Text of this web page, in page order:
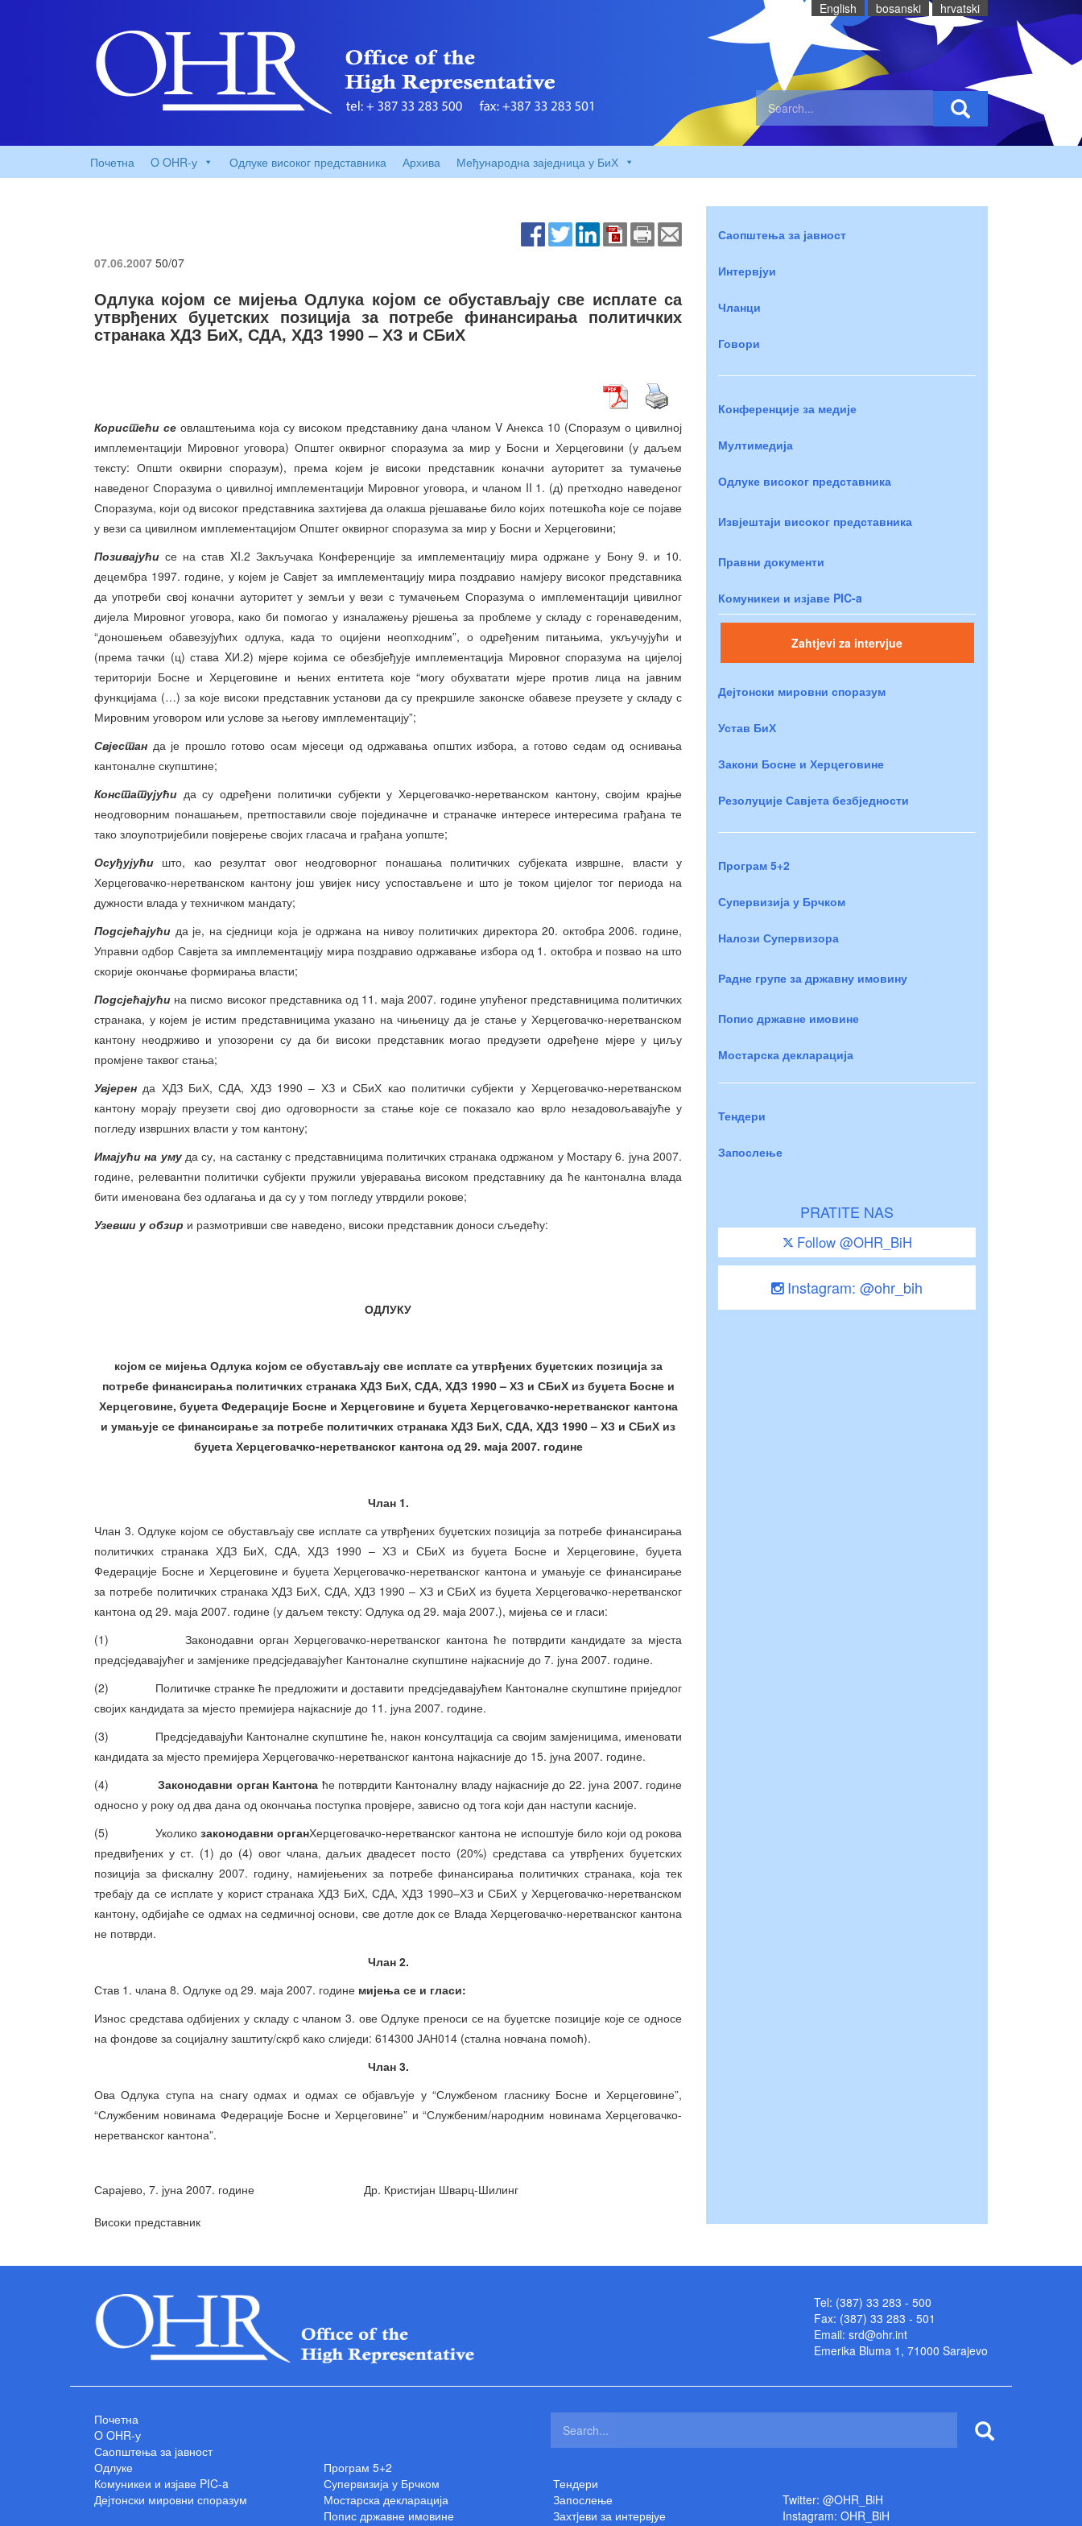
English bosanski hrvatski
Почетна O OHR-у Одлуке високог представника Архива Међународна заједница у БиХ
07.06.2007 50/07
Одлука којом се мијења Одлука којом се обустављају све исплате са
утврђених буџетских позиција за потребе финансирања политичких
странака ХДЗ БиХ, СДА, ХДЗ 1990 – ХЗ и СБиХ
Користећи се овлаштењима која су високом представнику дана чланом V Анекса 10 (Споразум о цивилној
имплементацији Мировног уговора) Општег оквирног споразума за мир у Босни и Херцеговини (у даљем
тексту: Општи оквирни споразум), према којем је високи представник коначни ауторитет за тумачење
наведеног Споразума о цивилној имплементацији Мировног уговора, и чланом II 1. (д) претходно наведеног
Споразума, који од високог представника захтијева да олакша рјешавање било којих потешкоћа које се појаве
у вези са цивилном имплементацијом Општег оквирног споразума за мир у Босни и Херцеговини;
Позивајући се на став XI.2 Закључака Конференције за имплементацију мира одржане у Бону 9. и 10.
децембра 1997. године, у којем је Савјет за имплементацију мира поздравио намјеру високог представника
да употреби свој коначни ауторитет у земљи у вези с тумачењем Споразума о имплементацији цивилног
дијела Мировног уговора, како би помогао у изналажењу рјешења за проблеме у складу с горенаведеним,
“доношењем обавезујућих одлука, када то оцијени неопходним”, о одређеним питањима, укључујући и
(према тачки (ц) става XИ.2) мјере којима се обезбјеђује имплементација Мировног споразума на цијелој
територији Босне и Херцеговине и њених ентитета које “могу обухватати мјере против лица на јавним
функцијама (…) за које високи представник установи да су прекршиле законске обавезе преузете у складу с
Мировним уговором или услове за његову имплементацију”;
Свјестан да је прошло готово осам мјесеци од одржавања општих избора, а готово седам од оснивања
кантоналне скупштине;
Констатујући да су одређени политички субјекти у Херцеговачко-неретванском кантону, својим крајње
неодговорним понашањем, претпоставили своје појединачне и страначке интересе интересима грађана те
тако злоупотријебили повјерење својих гласача и грађана уопште;
Осуђујући што, као резултат овог неодговорног понашања политичких субјеката извршне, власти у
Херцеговачко-неретванском кантону још увијек нису успостављене и што је током цијелог тог периода на
дужности влада у техничком мандату;
Подсјећајући да је, на сједници која је одржана на нивоу политичких директора 20. октобра 2006. године,
Управни одбор Савјета за имплементацију мира поздравио одржавање избора од 1. октобра и позвао на што
скорије окончање формирања власти;
Подсјећајући на писмо високог представника од 11. маја 2007. године упућеног представницима политичких
странака, у којем је истим представницима указано на чињеницу да је стање у Херцеговачко-неретванском
кантону неодрживо и упозорени су да би високи представник могао предузети одређене мјере у циљу
промјене таквог стања;
Увјерен да ХДЗ БиХ, СДА, ХДЗ 1990 – ХЗ и СБиХ као политички субјекти у Херцеговачко-неретванском
кантону морају преузети свој дио одговорности за стање које се показало као врло незадовољавајуће у
погледу извршних власти у том кантону;
Имајући на умуда су, на састанку с представницима политичких странака одржаном у Мостару 6. јуна 2007.
године, релевантни политички субјекти пружили увјеравања високом представнику да ће кантонална влада
бити именована без одлагања и да су у том погледу утврдили рокове;
Узевши у обзир и размотривши све наведено, високи представник доноси сљедећу:
ОДЛУКУ
којом се мијења Одлука којом се обустављају све исплате са утврђених буџетских позиција за
потребе финансирања политичких странака ХДЗ БиХ, СДА, ХДЗ 1990 – ХЗ и СБиХ из буџета Босне и
Херцеговине, буџета Федерације Босне и Херцеговине и буџета Херцеговачко-неретванског кантона
и умањује се финансирање за потребе политичких странака ХДЗ БиХ, СДА, ХДЗ 1990 – ХЗ и СБиХ из
буџета Херцеговачко-неретванског кантона од 29. маја 2007. године
Члан 1.
Члан 3. Одлуке којом се обустављају све исплате са утврђених буџетских позиција за потребе финансирања
политичких странака ХДЗ БиХ, СДА, ХДЗ 1990 – ХЗ и СБиХ из буџета Босне и Херцеговине, буџета
Федерације Босне и Херцеговине и буџета Херцеговачко-неретванског кантона и умањује се финансирање
за потребе политичких странака ХДЗ БиХ, СДА, ХДЗ 1990 – ХЗ и СБиХ из буџета Херцеговачко-неретванског
кантона од 29. маја 2007. године (у даљем тексту: Одлука од 29. маја 2007.), мијења се и гласи:
(1) Законодавни орган Херцеговачко-неретванског кантона ће потврдити кандидате за мјеста
предсједавајућег и замјенике предсједавајућег Кантоналне скупштине најкасније до 7. јуна 2007. године.
(2) Политичке странке ће предложити и доставити предсједавајућем Кантоналне скупштине приједлог
својих кандидата за мјесто премијера најкасније до 11. јуна 2007. године.
(3) Предсједавајући Кантоналне скупштине ће, након консултација са својим замјеницима, именовати
кандидата за мјесто премијера Херцеговачко-неретванског кантона најкасније до 15. јуна 2007. године.
(4)Законодавни орган Кантона ће потврдити Кантоналну владу најкасније до 22. јуна 2007. године
односно у року од два дана од окончања поступка провјере, зависно од тога који дан наступи касније.
(5) Уколико законодавни органХерцеговачко-неретванског кантона не испоштује било који од рокова
предвиђених у ст. (1) до (4) овог члана, даљих двадесет посто (20%) средстава са утврђених буџетских
позиција за фискалну 2007. годину, намијењених за потребе финансирања политичких странака, која тек
требају да се исплате у корист странака ХДЗ БиХ, СДА, ХДЗ 1990–ХЗ и СБиХ у Херцеговачко-неретванском
кантону, одбијаће се одмах на седмичној основи, све дотле док се Влада Херцеговачко-неретванског кантона
не потврди.
Члан 2.
Став 1. члана 8. Одлуке од 29. маја 2007. године мијења се и гласи:
Износ средстава одбијених у складу с чланом 3. ове Одлуке преноси се на буџетске позиције које се односе
на фондове за социјалну заштиту/скрб како слиједи: 614300 ЈАН014 (стална новчана помоћ).
Члан 3.
Ова Одлука ступа на снагу одмах и одмах се објављује у “Службеном гласнику Босне и Херцеговине”,
“Службеним новинама Федерације Босне и Херцеговине” и “Службеним/народним новинама Херцеговачко-
неретванског кантона”.
Сарајево, 7. јуна 2007. године Др. Кристијан Шварц-Шилинг
Високи представник
Саопштења за јавност
Интервјуи
Чланци
Говори
Конференције за медије
Мултимедија
Одлуке високог представника
Извјештаји високог представника
Правни документи
Комуникеи и изјаве PIC-a
Zahtjevi za intervjue
Дејтонски мировни споразум
Устав БиХ
Закони Босне и Херцеговине
Резолуције Савјета безбједности
Програм 5+2
Супервизија у Брчком
Налози Супервизора
Радне групе за државну имовину
Попис државне имовине
Мостарска декларација
Тендери
Запослење
PRATITE NAS
Follow @OHR_BiH
Instagram: @ohr_bih
Tel: (387) 33 283 - 500
Fax: (387) 33 283 - 501
Email: srd@ohr.int
Emerika Bluma 1, 71000 Sarajevo
Почетна
O OHR-у
Саопштења за јавност
Одлуке
Комуникеи и изјаве PIC-a
Дејтонски мировни споразум
Програм 5+2
Супервизија у Брчком
Мостарска декларација
Попис државне имовине
Тендери
Запослење
Захтjеви за интервјуе
Twitter: @OHR_BiH
Instagram: OHR_BiH